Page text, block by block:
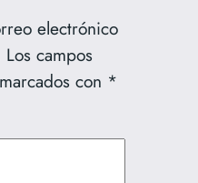
electrónico
Los campos
con *